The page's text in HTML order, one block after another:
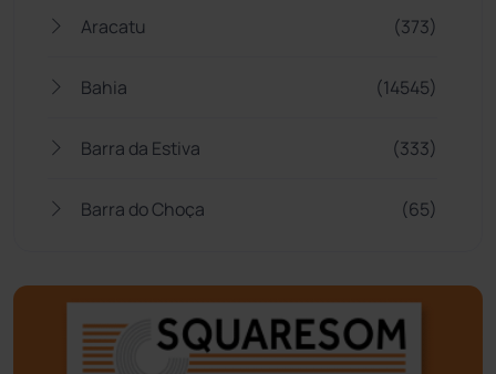
Aracatu (373)
Bahia (14545)
Barra da Estiva (333)
Barra do Choça (65)
Bom Jesus da Lapa (505)